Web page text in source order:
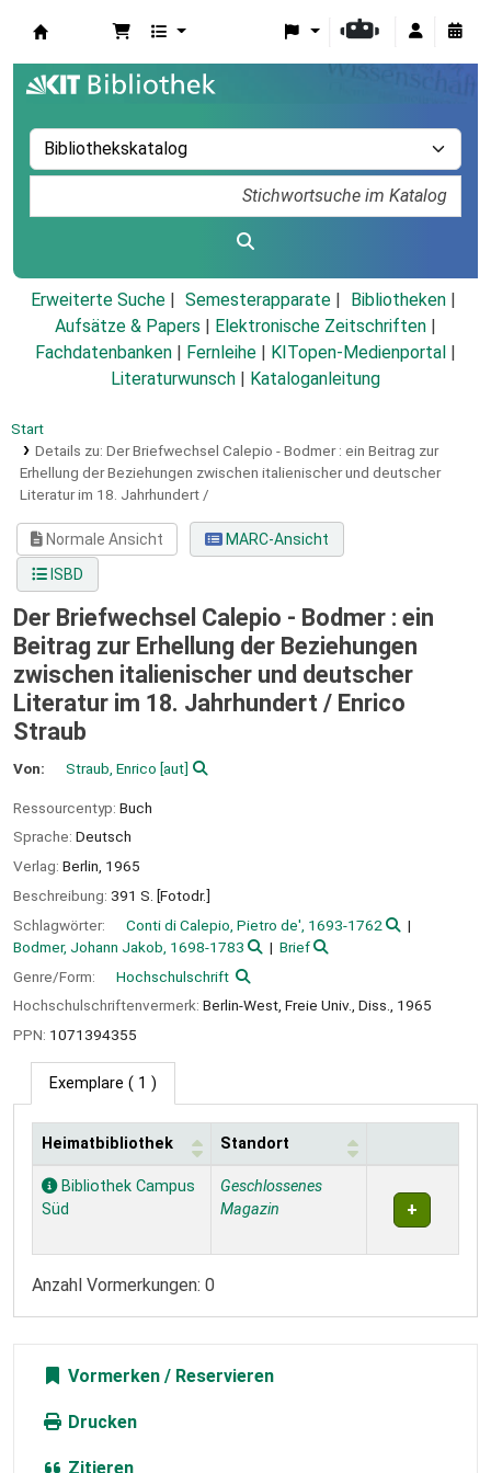
Erweiterte Suche Semesterapparate
Bibliotheken
Aufsätze & Papers
Elektronische Zeitschriften
Fachdatenbanken
Fernleihe KITopen-Medienportal
Literaturwunsch
Kataloganleitung
Start
Details zu: Der Briefwechsel Calepio - Bodmer : ein Beitrag zur
Erhellung der Beziehungen zwischen italienischer und deutscher
Literatur im 18. Jahrhundert /
Normale Ansicht
MARC-Ansicht
ISBD
Der Briefwechsel Calepio - Bodmer : ein
Beitrag zur Erhellung der Beziehungen
zwischen italienischer und deutscher
Literatur im 18. Jahrhundert / Enrico
Straub
Von: Straub, Enrico [aut]
Ressourcentyp: Buch
Sprache: Deutsch
Verlag: Berlin, 1965
Beschreibung: 391 S. [Fotodr.]
Schlagwörter:
Conti di Calepio, Pietro de', 1693-1762
Bodmer, Johann Jakob, 1698-1783
Brief
Genre/Form:
Hochschulschrift
Hochschulschriftenvermerk: Berlin-West, Freie Univ., Diss., 1965
PPN: 1071394355
Exemplare ( 1 )
Exemplare
Heimatbibliothek Standort
Bibliothek Campus
Süd
Geschlossenes
Magazin
Anzahl Vormerkungen: 0
Vormerken
Drucken
Zitieren